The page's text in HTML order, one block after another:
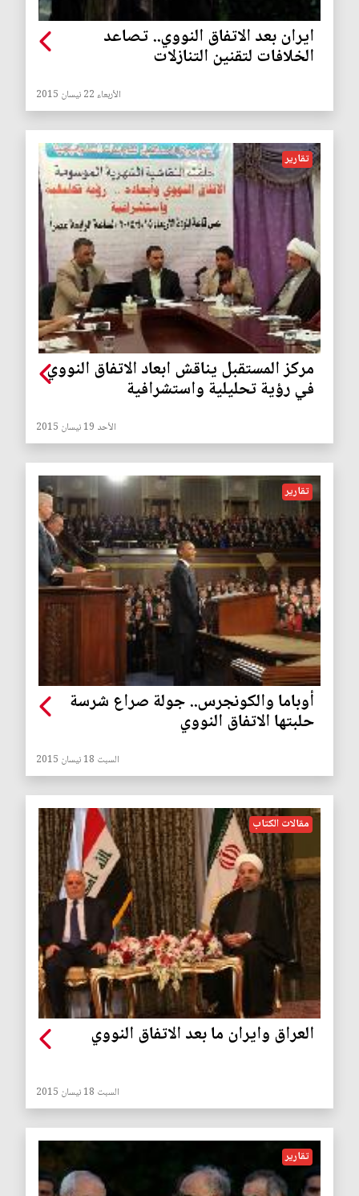
ايران بعد الاتفاق النووي.. تصاعد
الخلافات لتقنين التنازلات
الأربعاء 22 نيسان 2015
تقارير
مركز المستقبل يناقش ابعاد الاتفاق النووي
في رؤية تحليلية واستشرافية
الأحد 19 نيسان 2015
تقارير
أوباما والكونجرس.. جولة صراع شرسة
حلبتها الاتفاق النووي
السبت 18 نيسان 2015
مقالات الكتاب
العراق وايران ما بعد الاتفاق النووي
السبت 18 نيسان 2015
تقارير